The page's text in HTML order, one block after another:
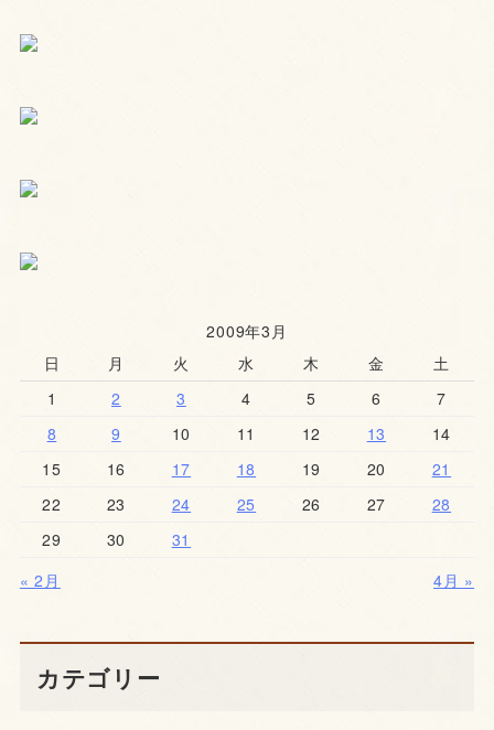
2009年3月
日
月 火 水 木 金
土
1
2 3 4 5 6
7
8
9 10 11 12 13
14
15
16 17 18 19 20
21
22
23 24 25 26 27
28
29
30
31
« 2月
4月 »
カテゴリー